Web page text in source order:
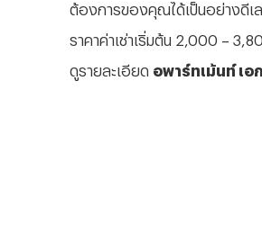
ต้องการของคุณได้เป็นอย่างดีเ
ราคาค่าเช่าเริ่มต้น 2,000 –
ดูรายละเอียด อพาร์ทเม้นท์ เอ